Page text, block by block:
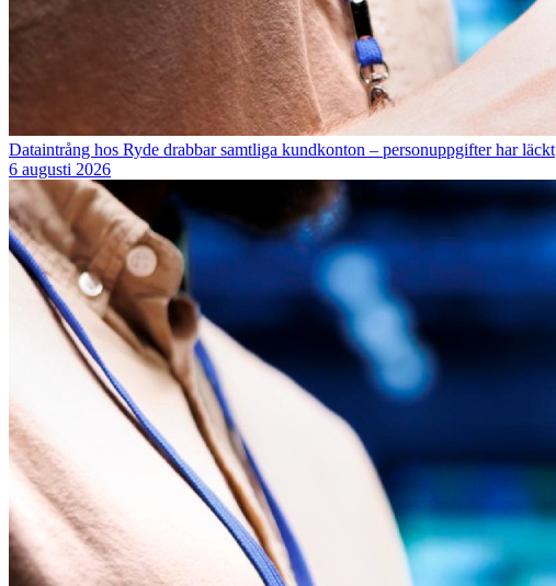
Dataintrång hos Ryde drabbar samtliga kundkonton – personuppgifter har läckt
6 augusti 2026